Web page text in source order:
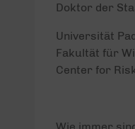
Doktor der
Universität
Fakultät für
Center for